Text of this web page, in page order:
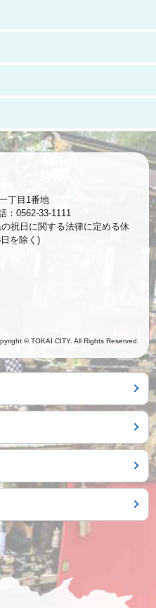
丁目1番地
：0562-33-1111
祝日に関する法律に定める休
を除く)
© TOKAI CITY. All Rights Reserved.